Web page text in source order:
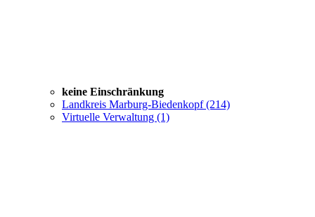
keine Einschränkung
Landkreis Marburg-Biedenkopf(214)
Virtuelle Verwaltung (1)